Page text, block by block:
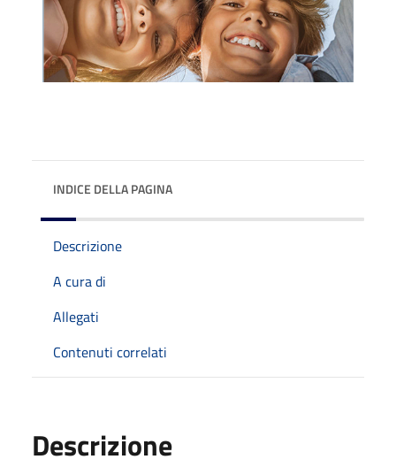
INDICE DELLA PAGINA
Descrizione
A cura di
Allegati
Contenuti correlati
Descrizione